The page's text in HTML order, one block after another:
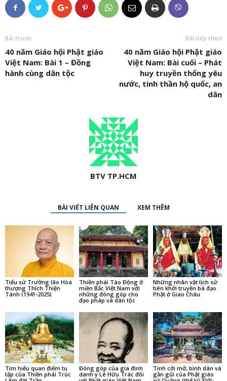
Bài trước
40 năm Giáo hội Phật giáo
Việt Nam: Bài 1 – Đồng
hành cùng dân tộc
Bài tiếp theo
40 năm Giáo hội Phật giáo
Việt Nam: Bài cuối – Phát
huy truyền thống yêu
nước, tinh thần hộ quốc, an
dân
BTV TP.HCM
BÀI VIẾT LIÊN QUAN XEM THÊM
Tiểu sử Trưởng lão Hòa
thượng Thích Thiện
Tánh (1941-2025)
Thiền phái Tào Động ở
miền Bắc Việt Nam với
những đóng góp cho
đạo pháp và dân tộc
Những nhân vật lịch sử
tiên khởi truyền bá đạo
Phật ở Giao Châu
Tìm hiểu quan điểm tu
tập của Thiền phái Trúc
Đóng góp của gia đình
danh y Lê Hữu Trác đối
Tính cởi mở, bình dân và
gần gũi của Phật giáo